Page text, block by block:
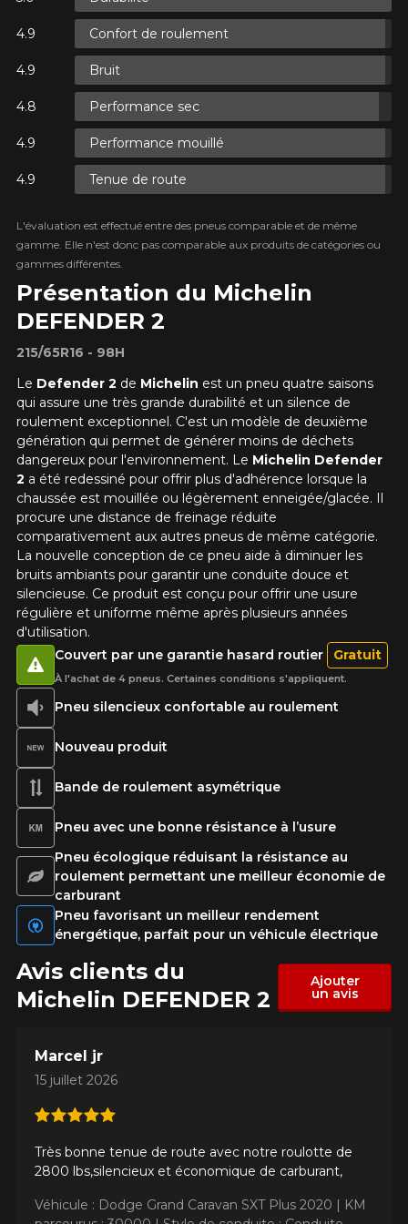
Présentation du Michelin
DEFENDER 2
215/65R16 - 98H
Le Defender 2 de Michelin est un pneu quatre saisons
qui assure une très grande durabilité et un silence de
roulement exceptionnel. C'est un modèle de deuxième
génération qui permet de générer moins de déchets
dangereux pour l'environnement. Le Michelin Defender
2 a été redessiné pour offrir plus d'adhérence lorsque la
chaussée est mouillée ou légèrement enneigée/glacée. Il
procure une distance de freinage réduite
comparativement aux autres pneus de même catégorie.
La nouvelle conception de ce pneu aide à diminuer les
bruits ambiants pour garantir une conduite douce et
silencieuse. Ce produit est conçu pour offrir une usure
régulière et uniforme même après plusieurs années
d'utilisation.
Confort de roulement
Bruit
Performance sec
Performance mouillé
Tenue de route
L'évaluation est effectué entre des pneus comparable et de même
gamme. Elle n'est donc pas comparable aux produits de catégories ou
gammes différentes.
Pneu silencieux confortable au roulement
Nouveau produit
Bande de roulement asymétrique
Pneu avec une bonne résistance à l’usure
Pneu écologique réduisant la résistance au
roulement permettant une meilleur économie de
carburant
Couvert par une garantie hasard routier Gratuit
À l'achat de 4 pneus. Certaines conditions s'appliquent.
Pneu favorisant un meilleur rendement
énergétique, parfait pour un véhicule électrique
Avis clients du
Michelin DEFENDER 2
Ajouter
un avis
Marcel jr
15 juillet 2026
Très bonne tenue de route avec notre roulotte de
2800 lbs,silencieux et économique de carburant,
Véhicule : Dodge Grand Caravan SXT Plus 2020 | KM